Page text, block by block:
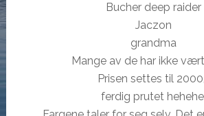
Bucher deep raider
Jaczon
grandma
Mange av de har ikke
Prisen settes til
ferdig prutet